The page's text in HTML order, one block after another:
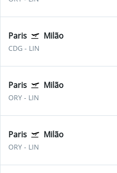
Paris Milão
CDG- LIN
Paris Milão
ORY- LIN
Paris Milão
ORY- LIN